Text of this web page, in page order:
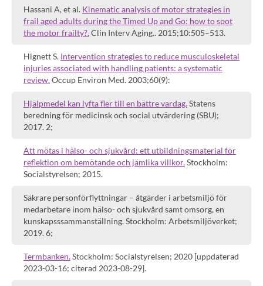
Hassani A, et al. Kinematic analysis of motor strategies in
frail aged adults during the Timed Up and Go: how to spot
the motor frailty?.Clin Interv Aging.. 2015;10:505–513.
Hignett S. Intervention strategies to reduce musculoskeletal
injuries associated with handling patients: a systematic
review.Occup Environ Med. 2003;60(9):
Hjälpmedel kan lyfta fler till en bättre vardag.Statens
beredning för medicinsk och social utvärdering (SBU);
2017. 2;
Att mötas i hälso- och sjukvård: ett utbildningsmaterial för
reflektion om bemötande och jämlika villkor.Stockholm:
Socialstyrelsen; 2015.
Säkrare personförflyttningar – åtgärder i arbetsmiljö för
medarbetare inom hälso- och sjukvård samt omsorg, en
kunskapsssammanställning. Stockholm: Arbetsmiljöverket;
2019. 6;
Termbanken.Stockholm: Socialstyrelsen; 2020 [uppdaterad
2023-03-16; citerad 2023-08-29].